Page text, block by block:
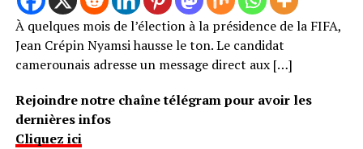
À quelques mois de l’élection à la présidence de la FIFA,
Jean Crépin Nyamsi hausse le ton. Le candidat
camerounais adresse un message direct aux […]
Rejoindre notre chaîne télégram pour avoir les
dernières infos
Cliquez ici